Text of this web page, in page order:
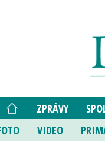
ZPRÁVY
VIDEO